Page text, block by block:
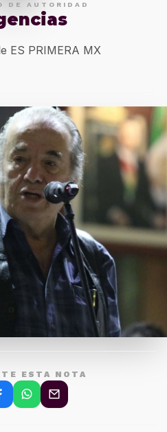
DE AUTORIDAD
ES PRIMERA MX
ESTA NOTA